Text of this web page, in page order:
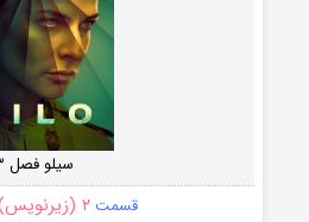
سیلو فصل ۳
قسمت ۲ (زیرنویس)